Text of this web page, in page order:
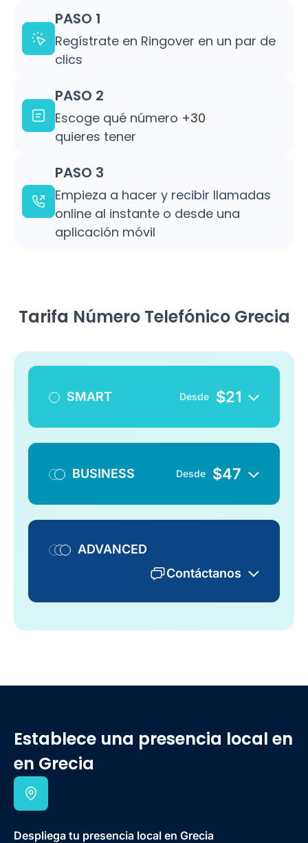
PASO 1
Regístrate en Ringover en un par de
clics
PASO 2
Escoge qué número +30
quieres tener
PASO 3
Empieza a hacer y recibir llamadas
online al instante o desde una
aplicación móvil
Tarifa Número Telefónico Grecia
SMART Desde $21
BUSINESS Desde $47
ADVANCED
Contáctanos
Establece una presencia local en
en Grecia
Despliega tu presencia local en Grecia